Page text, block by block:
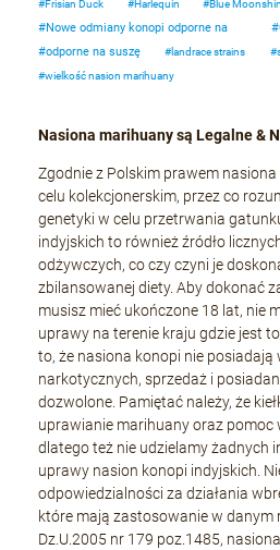
Frisian Duck
Harlequin Blue
Nowe odmiany konopi odporne na
odporne na suszę
landrace strains
wielkość nasion marihuany
Nasiona marihuany są Legalne &
Zgodnie z Polskim prawem
celu kolekcjonerskim, przez co
genetyki w celu przetrwania
indyjskich to również źródło
odżywczych, co czy czyni je
zbilansowanej diety. Aby dokonać
musisz mieć ukończone 18 lat, nie
uprawy na terenie kraju gdzie jest
to, że nasiona konopi nie posiadają
narkotycznych, sprzedaż i
dozwolone. Pamiętać należy, że
uprawianie marihuany oraz pomoc
dlatego też nie udzielamy żadnych
uprawy nasion konopi indyjskich.
odpowiedzialności za działania
które mają zastosowanie w danym
Dz.U.2005 nr 179 poz.1485,